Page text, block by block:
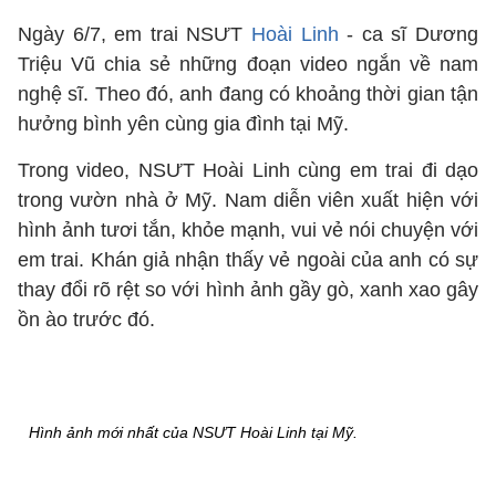
Ngày 6/7, em trai NSƯT Hoài Linh - ca sĩ Dương
Triệu Vũ chia sẻ những đoạn video ngắn về nam
nghệ sĩ. Theo đó, anh đang có khoảng thời gian tận
hưởng bình yên cùng gia đình tại Mỹ.
Trong video, NSƯT Hoài Linh cùng em trai đi dạo
trong vườn nhà ở Mỹ. Nam diễn viên xuất hiện với
hình ảnh tươi tắn, khỏe mạnh, vui vẻ nói chuyện với
em trai. Khán giả nhận thấy vẻ ngoài của anh có sự
thay đổi rõ rệt so với hình ảnh gầy gò, xanh xao gây
ồn ào trước đó.
Hình ảnh mới nhất của NSƯT Hoài Linh tại Mỹ.